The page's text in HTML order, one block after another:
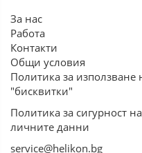
За нас
Работа
Контакти
Общи условия
Политика за използване
"бисквитки"
Политика за сигурност на
личните данни
service@helikon.bg